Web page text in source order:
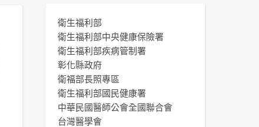
衛生福利部
衛生福利部中央健康保險署
衛生福利部疾病管制署
彰化縣政府
衛福部長照專區
衛生福利部國民健康署
中華民國醫師公會全國聯合會
台灣醫學會